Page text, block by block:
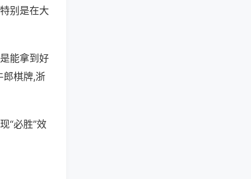
别是在大
能拿到好
郎棋牌,浙
“必胜”效